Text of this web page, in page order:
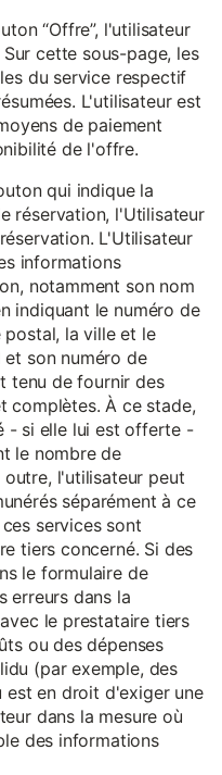
“Offre”, l'utilisateur
cette sous-page, les
du service respectif
L'utilisateur est
de paiement
de l'offre.
qui indique la
réservation, l'Utilisateur
L'Utilisateur
informations
notamment son nom
indiquant le numéro de
postal, la ville et le
et son numéro de
tenu de fournir des
complètes. À ce stade,
- si elle lui est offerte -
le nombre de
outre, l'utilisateur peut
séparément à ce
services sont
tiers concerné. Si des
le formulaire de
erreurs dans la
le prestataire tiers
ou des dépenses
(par exemple, des
est en droit d'exiger une
dans la mesure où
des informations